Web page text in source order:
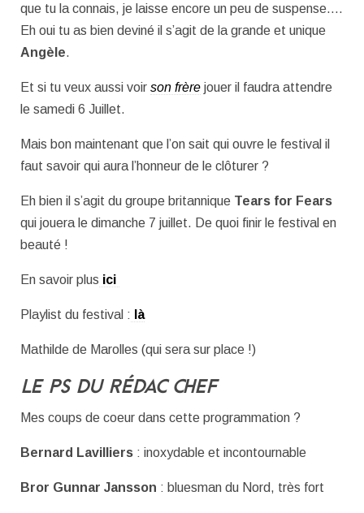
que tu la connais, je laisse encore un peu de suspense….
Eh oui tu as bien deviné il s’agit de la grande et unique
Angèle.
Et si tu veux aussi voir son frère jouer il faudra attendre
le samedi 6 Juillet.
Mais bon maintenant que l’on sait qui ouvre le festival il
faut savoir qui aura l’honneur de le clôturer ?
Eh bien il s’agit du groupe britannique Tears for Fears
qui jouera le dimanche 7 juillet. De quoi finir le festival en
beauté !
En savoir plus ici
Playlist du festival : là
Mathilde de Marolles (qui sera sur place !)
Le PS du rédac chef
Mes coups de coeur dans cette programmation ?
Bernard Lavilliers : inoxydable et incontournable
Bror Gunnar Jansson : bluesman du Nord, très fort